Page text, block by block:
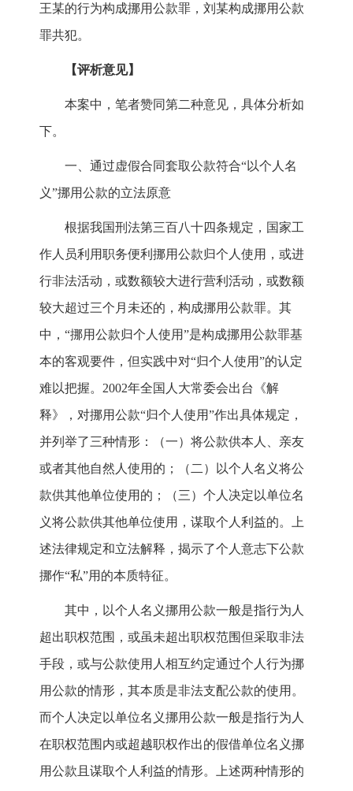
王某的行为构成挪用公款罪，刘某构成挪用公款
罪共犯。
【评析意见】
本案中，笔者赞同第二种意见，具体分析如
下。
一、通过虚假合同套取公款符合“以个人名
义”挪用公款的立法原意
根据我国刑法第三百八十四条规定，国家工
作人员利用职务便利挪用公款归个人使用，或进
行非法活动，或数额较大进行营利活动，或数额
较大超过三个月未还的，构成挪用公款罪。其
中，“挪用公款归个人使用”是构成挪用公款罪基
本的客观要件，但实践中对“归个人使用”的认定
难以把握。2002年全国人大常委会出台《解
释》，对挪用公款“归个人使用”作出具体规定，
并列举了三种情形：（一）将公款供本人、亲友
或者其他自然人使用的；（二）以个人名义将公
款供其他单位使用的；（三）个人决定以单位名
义将公款供其他单位使用，谋取个人利益的。上
述法律规定和立法解释，揭示了个人意志下公款
挪作“私”用的本质特征。
其中，以个人名义挪用公款一般是指行为人
超出职权范围，或虽未超出职权范围但采取非法
手段，或与公款使用人相互约定通过个人行为挪
用公款的情形，其本质是非法支配公款的使用。
而个人决定以单位名义挪用公款一般是指行为人
在职权范围内或超越职权作出的假借单位名义挪
用公款且谋取个人利益的情形。上述两种情形的